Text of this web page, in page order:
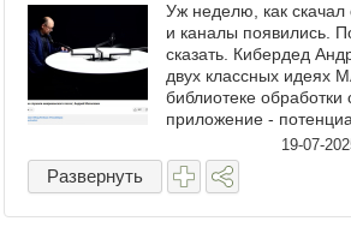
Уж неделю, как
и каналы появились.
сказать. Кибердед
двух классных идеях
библиотеке
приложение -
https://
v=PChQ5MNGHWo ...
19-07-
Развернуть